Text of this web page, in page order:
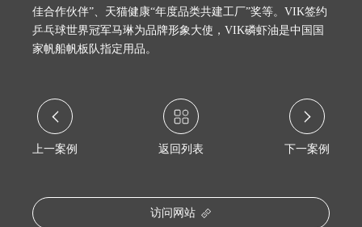
佳合作伙伴”、天猫健康“年度品类共建工厂”奖等。VIK签约
乒乓球世界冠军马琳为品牌形象大使，VIK磷虾油是中国国
家帆船帆板队指定用品。
上一案例 返回列表 下一案例
访问网站